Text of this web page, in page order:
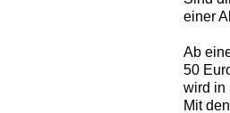
einer
Ab
50
wird in
Mit